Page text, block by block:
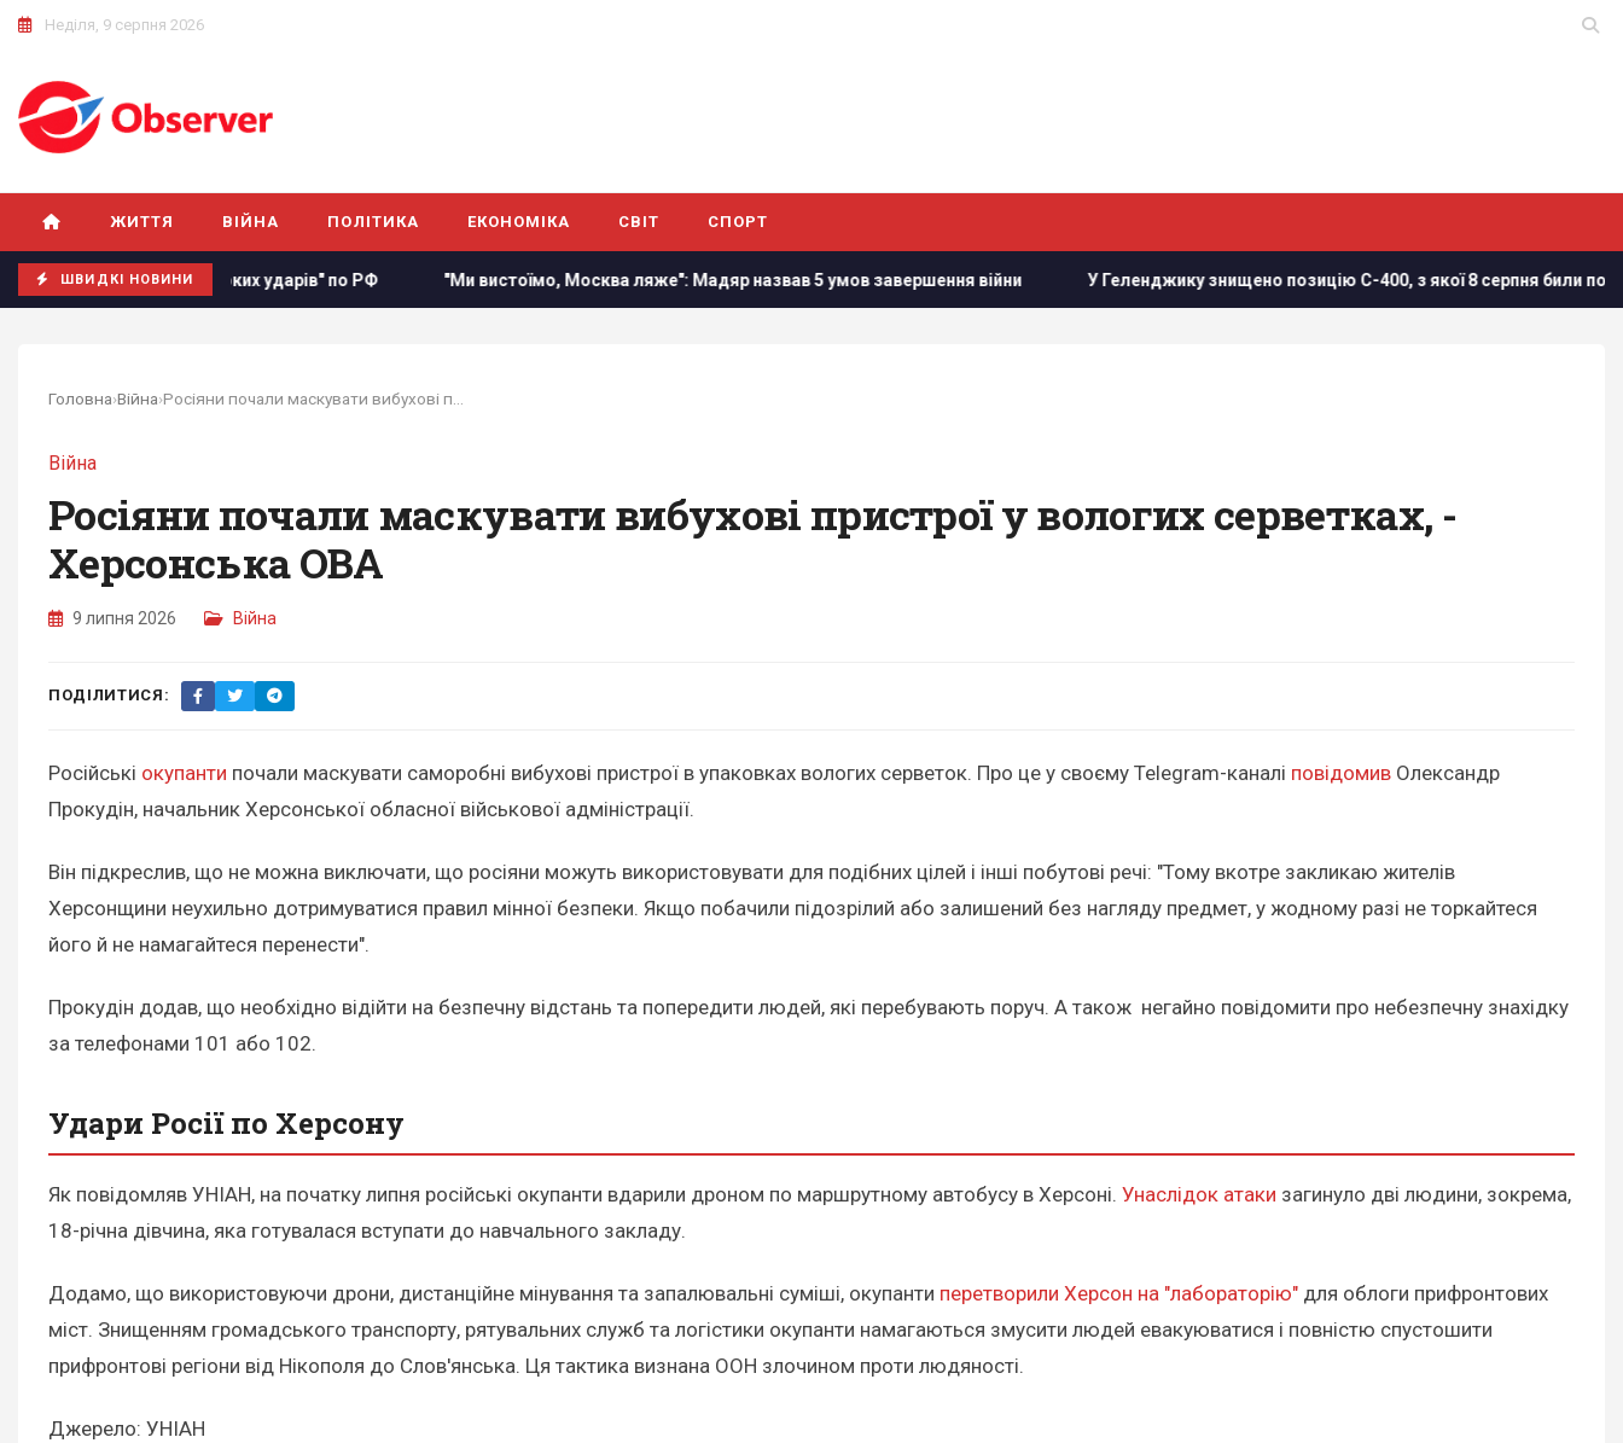
Неділя, 9 серпня 2026
ЖИТТЯ ВІЙНА ПОЛІТИКА ЕКОНОМІКА СВІТ СПОРТ
ШВИДКІ НОВИНИ
загін "глибоких ударів" по РФ "Ми вистоїмо, Москва ляже": Мадяр назвав 5 умов завершення війни У Геленджику знищено позицію С-400, з якої 8 серпня били по Україні,
Головна›Війна›
Війна
Росіяни почали маскувати вибухові пристрої у вологих серветках, -
Херсонська ОВА
9 липня 2026 Війна
ПОДІЛИТИСЯ:
Російські окупанти почали маскувати саморобні вибухові пристрої в упаковках вологих серветок. Про це у своєму Telegram-каналі повідомив Олександр
Прокудін, начальник Херсонської обласної військової адміністрації.
Він підкреслив, що не можна виключати, що росіяни можуть використовувати для подібних цілей і інші побутові речі: "Тому вкотре закликаю жителів
Херсонщини неухильно дотримуватися правил мінної безпеки. Якщо побачили підозрілий або залишений без нагляду предмет, у жодному разі не торкайтеся
його й не намагайтеся перенести".
Прокудін додав, що необхідно відійти на безпечну відстань та попередити людей, які перебувають поруч. А також негайно повідомити про небезпечну знахідку
за телефонами 101 або 102.
Удари Росії по Херсону
Як повідомляв УНІАН, на початку липня російські окупанти вдарили дроном по маршрутному автобусу в Херсоні. Унаслідок атаки загинуло дві людини, зокрема,
18-річна дівчина, яка готувалася вступати до навчального закладу.
Додамо, що використовуючи дрони, дистанційне мінування та запалювальні суміші, окупанти перетворили Херсон на "лабораторію" для облоги прифронтових
міст. Знищенням громадського транспорту, рятувальних служб та логістики окупанти намагаються змусити людей евакуюватися і повністю спустошити
прифронтові регіони від Нікополя до Слов'янська. Ця тактика визнана ООН злочином проти людяності.
Джерело: УНІАН